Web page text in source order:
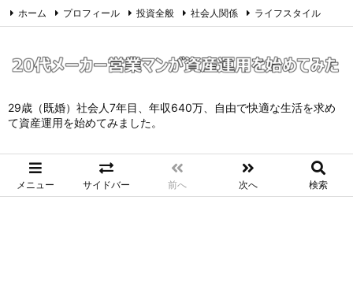
29歳（既婚）社会人7年目、年収640万、自由で快適な生活を求め
て資産運用を始めてみました。
メニュー サイドバー 前へ 次へ 検索
ホーム プロフィール 投資全般 社会人関係 ライフスタイル
Feedly